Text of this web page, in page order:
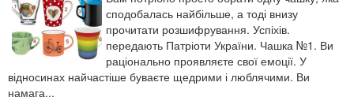
сподобалась найбільше, а тоді внизу
прочитати розшифрування. Успіхів.
передають Патріоти України. Чашка №1. Ви
раціонально проявляєте свої емоції. У
відносинах найчастіше буваєте щедрими і люблячими. Ви
намага...